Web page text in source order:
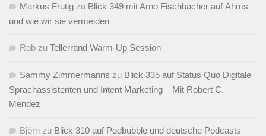
Markus Frutig zu Blick 349 mit Arno Fischbacher auf Ähms
und wie wir sie vermeiden
Rob zu Tellerrand Warm-Up Session
Sammy Zimmermanns zu Blick 335 auf Status Quo Digitale
Sprachassistenten und Intent Marketing – Mit Robert C.
Mendez
Björn zu Blick 310 auf Podbubble und deutsche Podcasts